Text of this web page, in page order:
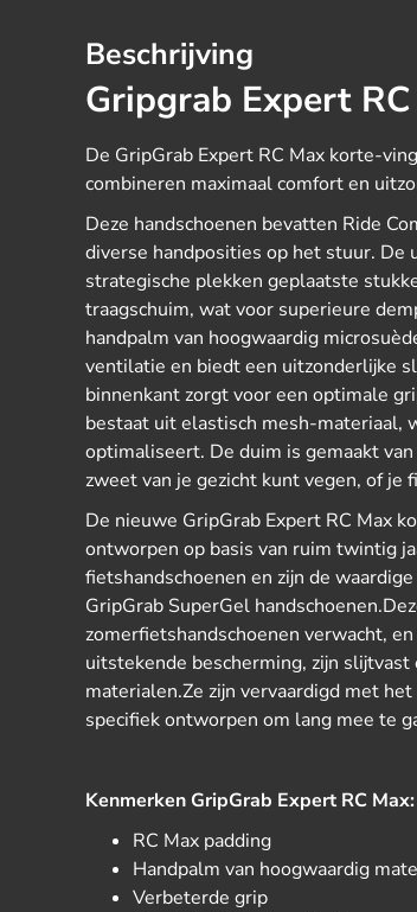
Beschrijving
Gripgrab Expert
De GripGrab Expert RC Max korte-
combineren maximaal comfort en
Deze handschoenen bevatten Ride
diverse handposities op het stuur. De
strategische plekken geplaatste
traagschuim, wat voor superieure
handpalm van hoogwaardig
ventilatie en biedt een uitzonderlijke
binnenkant zorgt voor een optimale
bestaat uit elastisch mesh-materiaal,
optimaliseert. De duim is gemaakt
zweet van je gezicht kunt vegen, of je
De nieuwe GripGrab Expert RC Max
ontworpen op basis van ruim twintig
fietshandschoenen en zijn de
GripGrab SuperGel
zomerfietshandschoenen verwacht,
uitstekende bescherming, zijn
materialen.Ze zijn vervaardigd met
specifiek ontworpen om lang mee te
Kenmerken GripGrab Expert RC Max:
RC Max padding
Handpalm van hoogwaardig
Verbeterde grip